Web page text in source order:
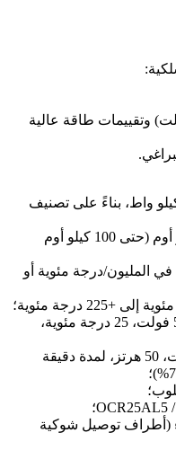
(حتى 1.2 كيلو فولت) وتقييمات طاقة عالية
المقننة: من 50 واط إلى 15 كيلو واط، بناءً على تصنيف
2. قيم المقاومة: من 1 أوم إلى 10 كيلو أوم (حتى 100 كيلو أوم
الحرارة: 25، 50 و 100 جزء في المليون/درجة مئوية أو
5. مقاومة العزل: >1000 ميجا أوم (500 فولت، 25 درجة مئوية،
6. قوة العزل الكهربائي: >3.0 كيلو فولت، 50 هرتز، لمدة دقيقة
(أطراف توصيل شوكية